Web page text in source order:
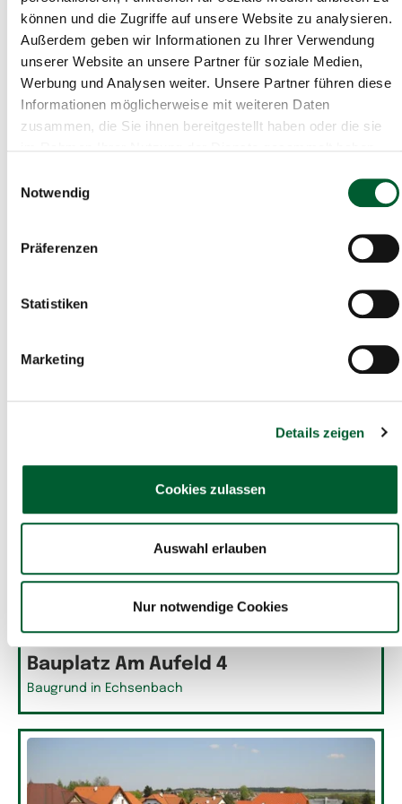
können und die Zugriffe auf unsere Website zu analysieren.
Außerdem geben wir Informationen zu Ihrer Verwendung
unserer Website an unsere Partner für soziale Medien,
Werbung und Analysen weiter. Unsere Partner führen diese
Informationen möglicherweise mit weiteren Daten
zusammen, die Sie ihnen bereitgestellt haben oder die sie
Notwendig
Präferenzen
Statistiken
Marketing
Details zeigen
Cookies zulassen
Auswahl erlauben
Nur notwendige Cookies
Bauplatz Hadmarstraße 4
€ 19.091 1123m²
Bauplatz Am Aufeld 4
Baugrund in Echsenbach